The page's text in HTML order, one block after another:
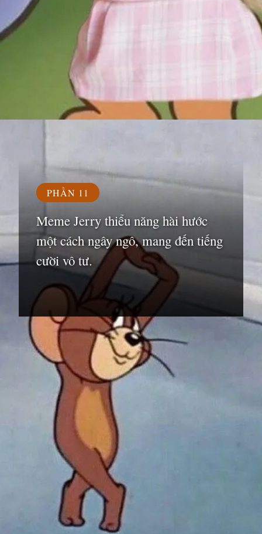
PHẦN 11
Meme Jerry thiểu năng hài hước
một cách ngây ngô, mang đến tiếng
cười vô tư.